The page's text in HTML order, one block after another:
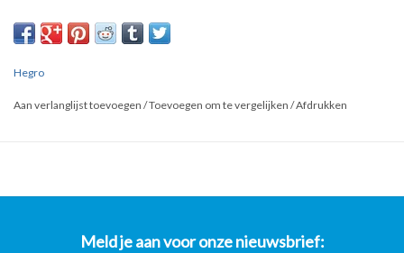
Hegro
Aan verlanglijst toevoegen /Toevoegen om te vergelijken /Afdrukken
Meld je aan voor onze nieuwsbrief: